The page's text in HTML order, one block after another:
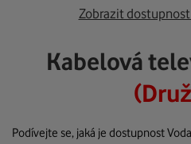
Zobrazit
Kabelová
Podívejte se, jaká je dostupnost